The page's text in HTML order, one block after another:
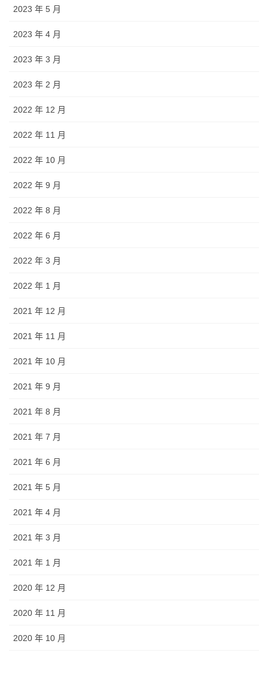
2023 年 5 月
2023 年 4 月
2023 年 3 月
2023 年 2 月
2022 年 12 月
2022 年 11 月
2022 年 10 月
2022 年 9 月
2022 年 8 月
2022 年 6 月
2022 年 3 月
2022 年 1 月
2021 年 12 月
2021 年 11 月
2021 年 10 月
2021 年 9 月
2021 年 8 月
2021 年 7 月
2021 年 6 月
2021 年 5 月
2021 年 4 月
2021 年 3 月
2021 年 1 月
2020 年 12 月
2020 年 11 月
2020 年 10 月